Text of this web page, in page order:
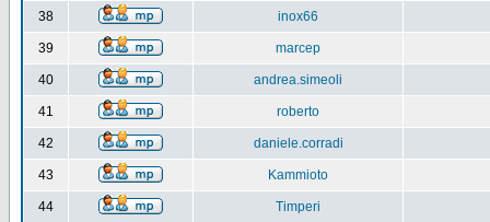
38 inox66
39 marcep
40 andrea.simeoli
41 roberto
42 daniele.corradi
43 Kammioto
44 Timperi